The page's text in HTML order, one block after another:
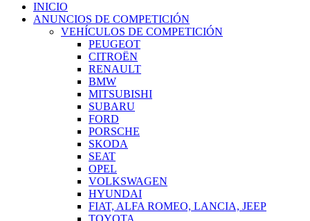
INICIO
ANUNCIOS DE COMPETICIÓN
VEHÍCULOS DE COMPETICIÓN
PEUGEOT
CITROËN
RENAULT
BMW
MITSUBISHI
SUBARU
FORD
PORSCHE
SKODA
SEAT
OPEL
VOLKSWAGEN
HYUNDAI
FIAT, ALFA ROMEO, LANCIA, JEEP
TOYOTA